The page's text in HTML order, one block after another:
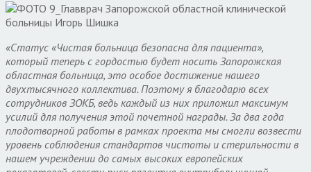
«Статус «Чистая больница безопасна для пациента»,
который теперь с гордостью будет носить Запорожская
областная больница, это особое достижение нашего
двухтысячного коллектива. Поэтому я благодарю всех
сотрудников ЗОКБ, ведь каждый из них приложил максимум
усилий для получения этой почетной награды. За два года
плодотворной работы в рамках проекта мы смогли возвести
уровень соблюдения стандартов чистоты и стерильности в
нашем учреждении до самых высоких европейских